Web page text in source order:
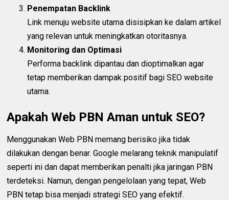
Penempatan Backlink
Link menuju website utama disisipkan ke dalam artikel
yang relevan untuk meningkatkan otoritasnya.
Monitoring dan Optimasi
Performa backlink dipantau dan dioptimalkan agar
tetap memberikan dampak positif bagi SEO website
utama.
Apakah Web PBN Aman untuk SEO?
Menggunakan Web PBN memang berisiko jika tidak
dilakukan dengan benar. Google melarang teknik manipulatif
seperti ini dan dapat memberikan penalti jika jaringan PBN
terdeteksi. Namun, dengan pengelolaan yang tepat, Web
PBN tetap bisa menjadi strategi SEO yang efektif.